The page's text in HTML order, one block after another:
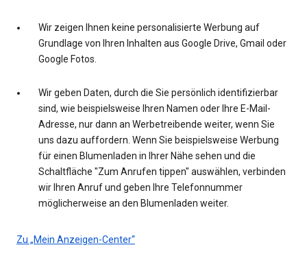
Wir zeigen Ihnen keine personalisierte Werbung auf
Grundlage von Ihren Inhalten aus Google Drive, Gmail oder
Google Fotos.
Wir geben Daten, durch die Sie persönlich identifizierbar
sind, wie beispielsweise Ihren Namen oder Ihre E-Mail-
Adresse, nur dann an Werbetreibende weiter, wenn Sie
uns dazu auffordern. Wenn Sie beispielsweise Werbung
für einen Blumenladen in Ihrer Nähe sehen und die
Schaltfläche "Zum Anrufen tippen" auswählen, verbinden
wir Ihren Anruf und geben Ihre Telefonnummer
möglicherweise an den Blumenladen weiter.
Zu „Mein Anzeigen-Center“